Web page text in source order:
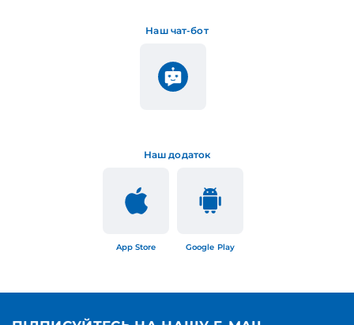
Наш додаток
App Store Google Play
Наш чат-бот